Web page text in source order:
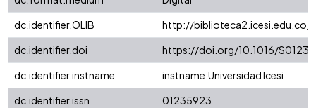
dc.identifier.OLIB
http://biblioteca2.icesi.edu.co/
dc.identifier.doi
https://doi.org/10.1016/
dc.identifier.instname
instname:Universidad Icesi
dc.identifier.issn
01235923